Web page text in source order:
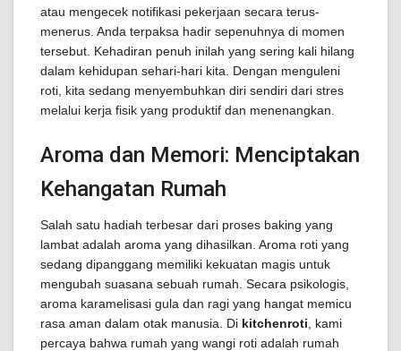
atau mengecek notifikasi pekerjaan secara terus-
menerus. Anda terpaksa hadir sepenuhnya di momen
tersebut. Kehadiran penuh inilah yang sering kali hilang
dalam kehidupan sehari-hari kita. Dengan menguleni
roti, kita sedang menyembuhkan diri sendiri dari stres
melalui kerja fisik yang produktif dan menenangkan.
Aroma dan Memori: Menciptakan
Kehangatan Rumah
Salah satu hadiah terbesar dari proses baking yang
lambat adalah aroma yang dihasilkan. Aroma roti yang
sedang dipanggang memiliki kekuatan magis untuk
mengubah suasana sebuah rumah. Secara psikologis,
aroma karamelisasi gula dan ragi yang hangat memicu
rasa aman dalam otak manusia. Di kitchenroti , kami
percaya bahwa rumah yang wangi roti adalah rumah